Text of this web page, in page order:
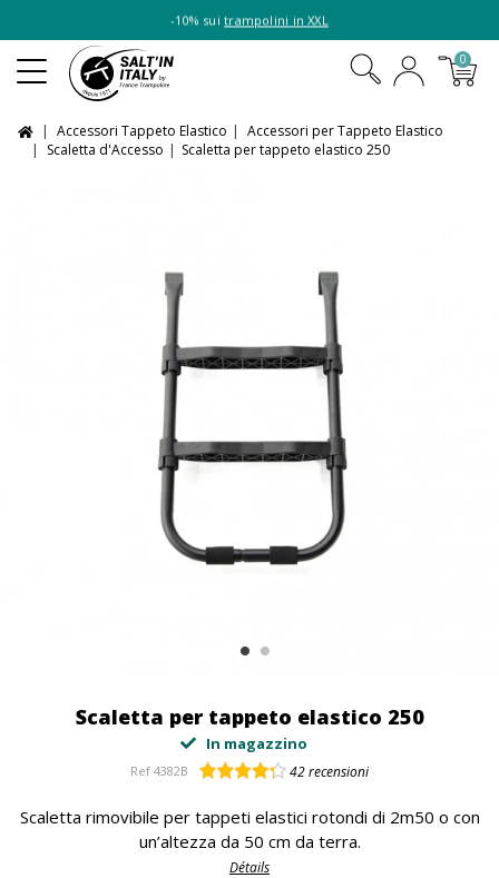
-10% suitrampolini in XXL
0
Accessori Tappeto Elastico
Accessori per Tappeto Elastico
Scaletta d'Accesso
Scaletta per tappeto elastico 250
Scaletta per tappeto elastico 250
In magazzino
Ref 4382B 42recensioni
Scaletta rimovibile per tappeti elastici rotondi di 2m50 o con
un’altezza da 50 cm da terra.
Détails